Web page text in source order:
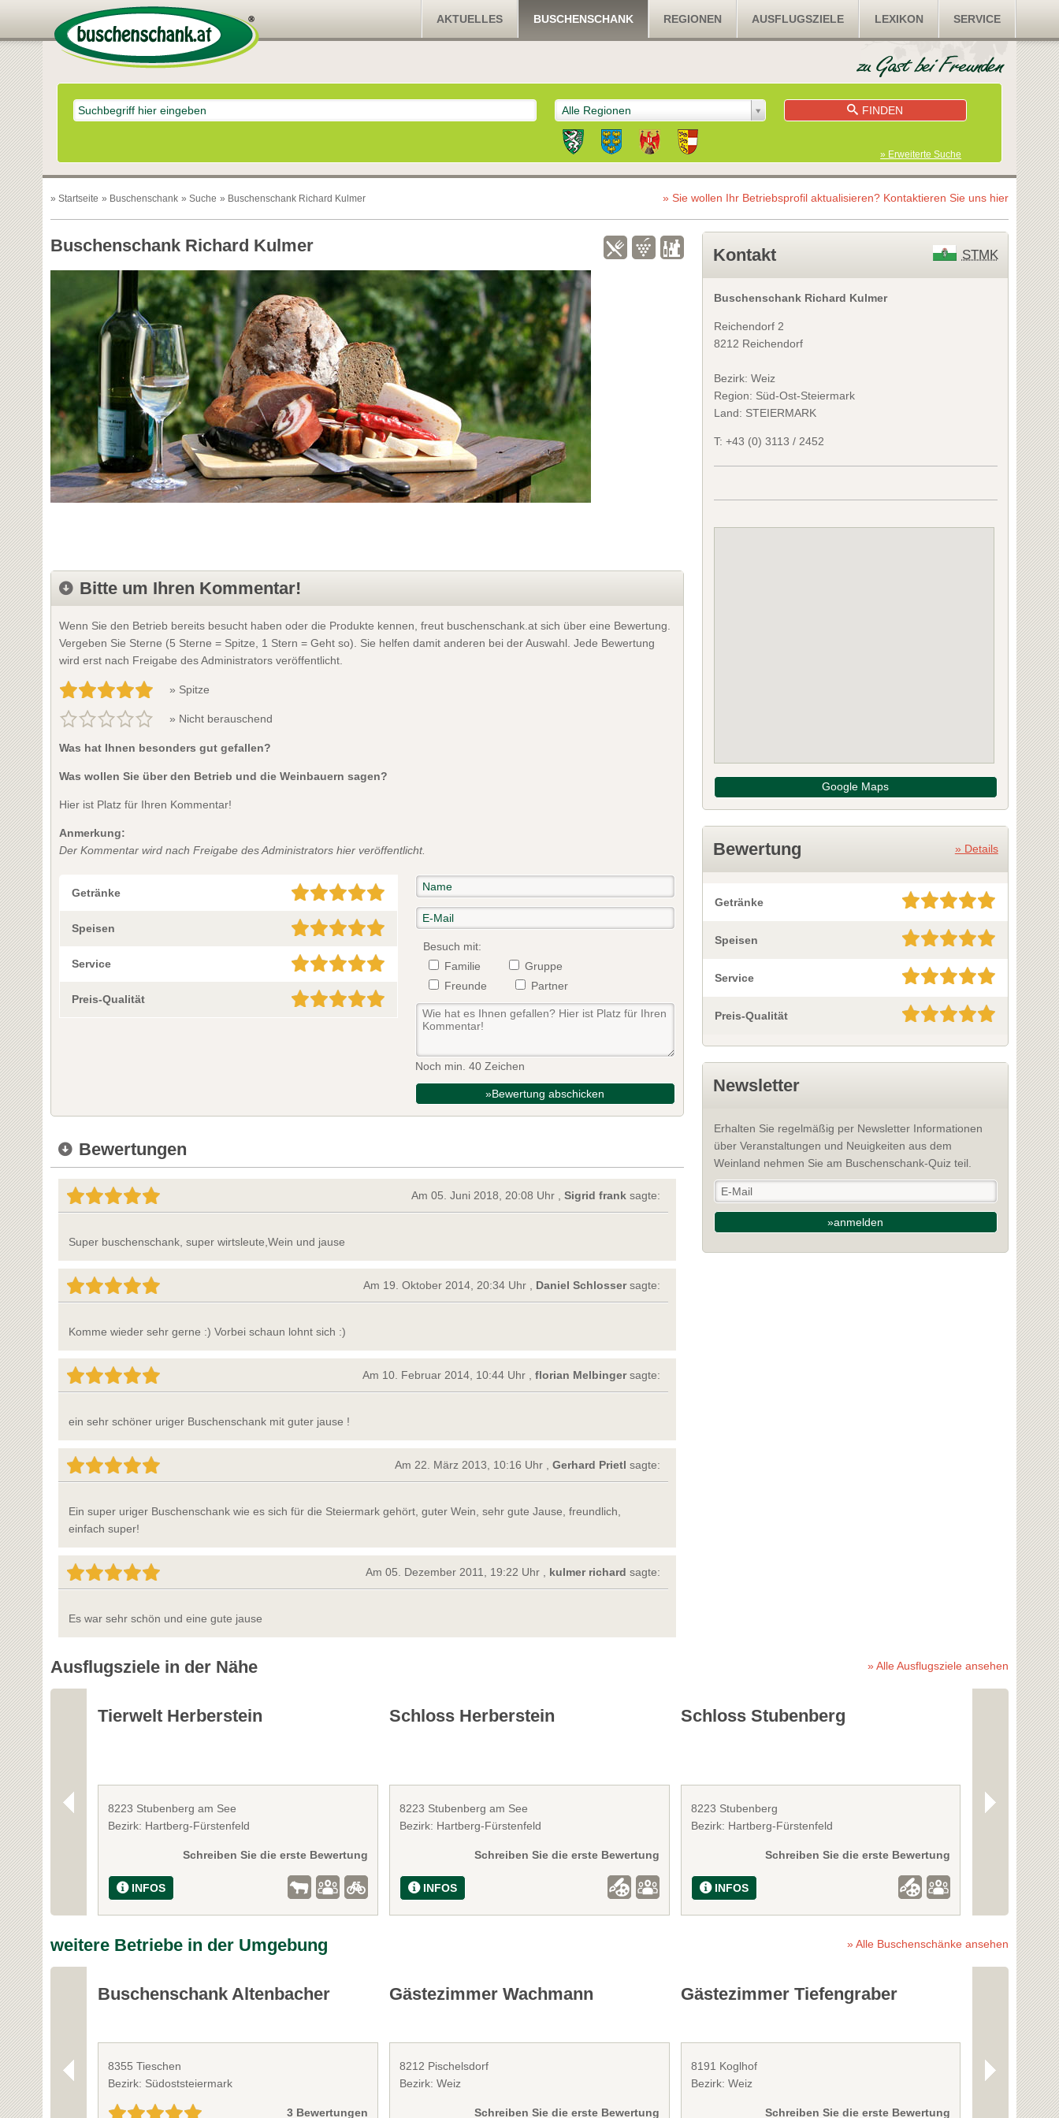
AKTUELLES BUSCHENSCHANK REGIONEN AUSFLUGSZIELE LEXIKON SERVICE
Alle Regionen FINDEN
» Erweiterte Suche
» Startseite » Buschenschank » Suche » Buschenschank Richard Kulmer
Buschenschank Richard Kulmer
Bitte um Ihren Kommentar!
Wenn Sie den Betrieb bereits besucht haben oder die Produkte kennen, freut buschenschank.at sich über eine Bewertung.
Vergeben Sie Sterne (5 Sterne = Spitze, 1 Stern = Geht so). Sie helfen damit anderen bei der Auswahl. Jede Bewertung
wird erst nach Freigabe des Administrators veröffentlicht.
» Spitze
» Nicht berauschend
Was hat Ihnen besonders gut gefallen?
Was wollen Sie über den Betrieb und die Weinbauern sagen?
Hier ist Platz für Ihren Kommentar!
Anmerkung:
Der Kommentar wird nach Freigabe des Administrators hier veröffentlicht.
Getränke
Speisen
Service
Preis-Qualität
Besuch mit:
Familie
Gruppe
Freunde
Partner
Noch min. 40 Zeichen
»Bewertung abschicken
Bewertungen
Am 05. Juni 2018, 20:08 Uhr , Sigrid franksagte:
Super buschenschank, super wirtsleute,Wein und jause
Am 19. Oktober 2014, 20:34 Uhr , Daniel Schlossersagte:
Komme wieder sehr gerne :) Vorbei schaun lohnt sich :)
Am 10. Februar 2014, 10:44 Uhr , florian Melbingersagte:
ein sehr schöner uriger Buschenschank mit guter jause !
Am 22. März 2013, 10:16 Uhr , Gerhard Prietl sagte:
Ein super uriger Buschenschank wie es sich für die Steiermark gehört, guter Wein, sehr gute Jause, freundlich,
einfach super!
Am 05. Dezember 2011, 19:22 Uhr , kulmer richard sagte:
Es war sehr schön und eine gute jause
» Sie wollen Ihr Betriebsprofil aktualisieren? Kontaktieren Sie uns hier
Kontakt STMK
Buschenschank Richard Kulmer
Reichendorf 2
8212 Reichendorf
Bezirk: Weiz
Region: Süd-Ost-Steiermark
Land: STEIERMARK
T: +43 (0) 3113 / 2452
Google Maps
» Details
Bewertung
Getränke
Speisen
Service
Preis-Qualität
Newsletter
Erhalten Sie regelmäßig per Newsletter Informationen
über Veranstaltungen und Neuigkeiten aus dem
Weinland nehmen Sie am Buschenschank-Quiz teil.
»anmelden
Ausflugsziele in der Nähe » Alle Ausflugsziele ansehen
Tierwelt Herberstein
8223 Stubenberg am See
Bezirk: Hartberg-Fürstenfeld
Schreiben Sie die erste Bewertung
INFOS
Schloss Herberstein
8223 Stubenberg am See
Bezirk: Hartberg-Fürstenfeld
Schreiben Sie die erste Bewertung
INFOS
Schloss Stubenberg
8223 Stubenberg
Bezirk: Hartberg-Fürstenfeld
Schreiben Sie die erste Bewertung
INFOS
8223
Bezirk:
INFOS
weitere Betriebe in der Umgebung » Alle Buschenschänke ansehen
Buschenschank Altenbacher
8355 Tieschen
Bezirk: Südoststeiermark
3 Bewertungen
Gästezimmer Wachmann
8212 Pischelsdorf
Bezirk: Weiz
Schreiben Sie die erste Bewertung
Gästezimmer Tiefengraber
8191 Koglhof
Bezirk: Weiz
Schreiben Sie die erste Bewertung
Shui
8224 Kaindorf
Bezirk: